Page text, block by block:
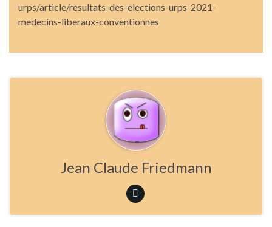
urps/article/resultats-des-elections-urps-2021-
medecins-liberaux-conventionnes
Jean Claude Friedmann